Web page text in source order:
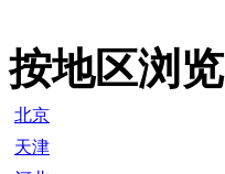
按地区浏览
北京
天津